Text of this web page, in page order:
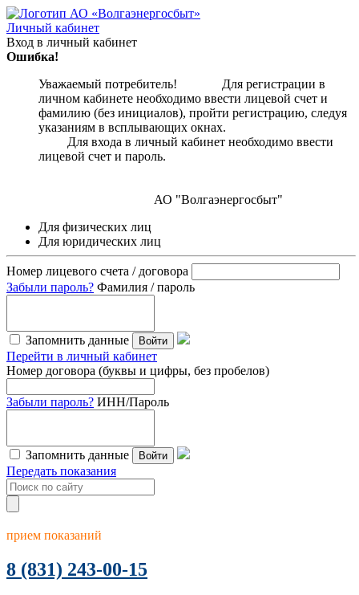
Личный кабинет
Вход в личный кабинет
Ошибка!
Уважаемый потребитель! Для регистрации в
личном кабинете необходимо ввести лицевой счет и
фамилию (без инициалов), пройти регистрацию, следуя
указаниям в всплывающих окнах.
Для входа в личный кабинет необходимо ввести
лицевой счет и пароль.
АО "Волгаэнергосбыт"
Для физических лиц
Для юридических лиц
Номер лицевого счета / договора
Забыли пароль? Фамилия / пароль
Запомнить данные Войти
Перейти в личный кабинет
Номер договора (буквы и цифры, без пробелов)
Забыли пароль? ИНН/Пароль
Запомнить данные Войти
Передать показания
прием показаний
8 (831) 243-00-15